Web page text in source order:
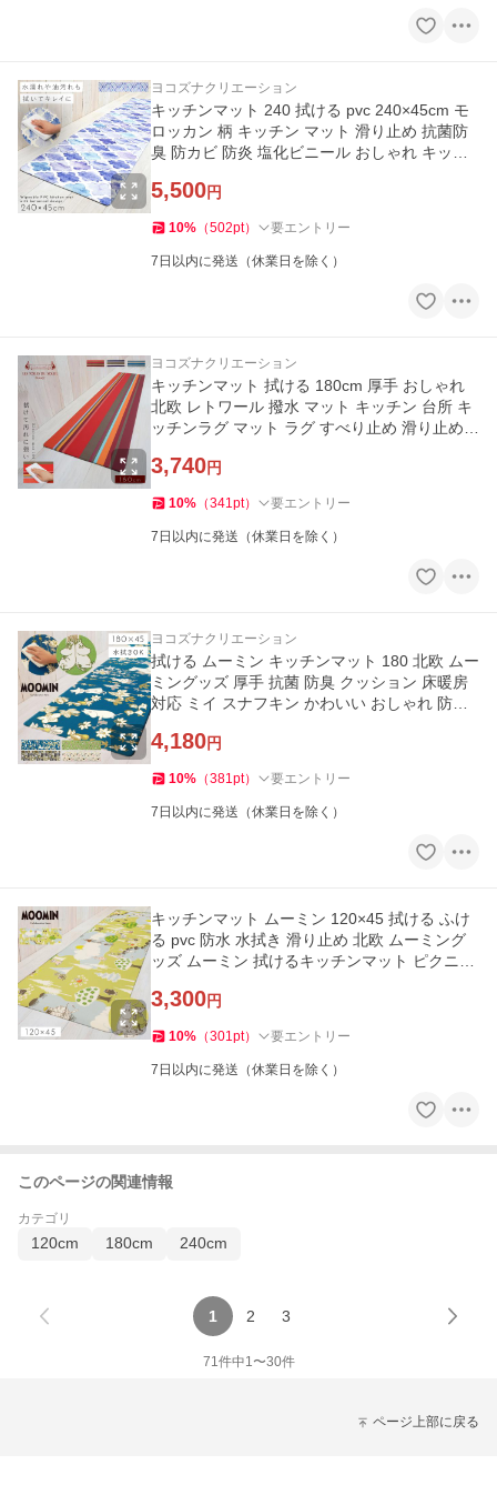
ヨコズナクリエーション
キッチンマット 240 拭ける pvc 240×45cm モ
ロッカン 柄 キッチン マット 滑り止め 抗菌防
臭 防カビ 防炎 塩化ビニール おしゃれ キッチ
5,500円
10% （502pt） 要エントリー
7日以内に発送（休業日を除く）
ヨコズナクリエーション
キッチンマット 拭ける 180cm 厚手 おしゃれ
北欧 レトワール 撥水 マット キッチン 台所 キ
ッチンラグ マット ラグ すべり止め 滑り止め
3,740円
10% （341pt） 要エントリー
7日以内に発送（休業日を除く）
ヨコズナクリエーション
拭ける ムーミン キッチンマット 180 北欧 ムー
ミングッズ 厚手 抗菌 防臭 クッション 床暖房
対応 ミイ スナフキン かわいい おしゃれ 防炎
4,180円
10% （381pt） 要エントリー
7日以内に発送（休業日を除く）
キッチンマット ムーミン 120×45 拭ける ふけ
る pvc 防水 水拭き 滑り止め 北欧 ムーミング
ッズ ムーミン 拭けるキッチンマット ピクニッ
3,300円
10% （301pt） 要エントリー
7日以内に発送（休業日を除く）
このページの関連情報
カテゴリ
120cm 180cm 240cm
1 2 3
71件中1〜30件
ページ上部に戻る